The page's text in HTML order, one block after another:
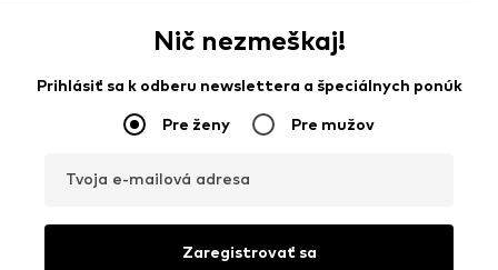
Nič nezmeškaj!
Prihlásiť sa k odberu newslettera a špeciálnych ponúk
Pre ženy Pre mužov
Tvoja e-mailová adresa
Zaregistrovať sa